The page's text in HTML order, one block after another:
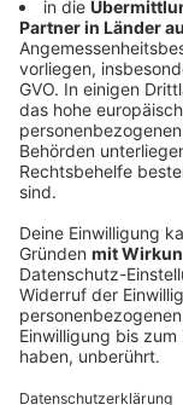
Siemens macht
Prognose
Der
auch bei der
Healthineers-